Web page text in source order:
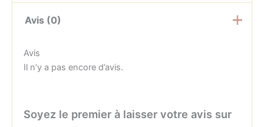
Avis (0)
Avis
Il n’y a pas encore d’avis.
Soyez le premier à laisser votre avis sur